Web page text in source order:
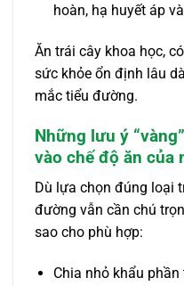
hoàn, hạ huyết áp
Ăn trái cây khoa học,
sức khỏe ổn định lâu
mắc tiểu đường.
Những lưu ý
vào chế độ ăn của
Dù lựa chọn đúng loại
đường vẫn cần chú
sao cho phù hợp:
Chia nhỏ khẩu